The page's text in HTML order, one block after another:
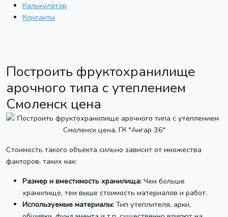
Калькулятор
Контакты
Построить фруктохранилище
арочного типа с утеплением
Смоленск цена
Стоимость такого объекта сильно зависит от множества
факторов, таких как:
Размер и вместимость хранилища: Чем больше
хранилище, тем выше стоимость материалов и работ.
Используемые материалы: Тип утеплителя, арки,